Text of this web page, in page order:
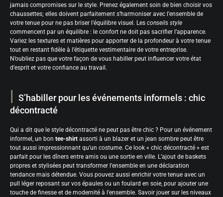
jamais compromises sur le style. Prenez également soin de bien choisir vos
chaussettes; elles doivent parfaitement s’harmoniser avec l’ensemble de
votre tenue pour ne pas briser l’équilibre visuel. Les conseils style
commencent par un équilibre : le confort ne doit pas sacrifier l’apparence.
Variez les textures et matières pour apporter de la profondeur à votre tenue
tout en restant fidèle à l’étiquette vestimentaire de votre entreprise.
N’oubliez pas que votre façon de vous habiller peut influencer votre état
d’esprit et votre confiance au travail.
S’habiller pour les événements informels : chic
décontracté
Qui a dit que le style décontracté ne peut pas être chic ? Pour un événement
informel, un bon tee-shirt assorti à un blazer et un jean sombre peut être
tout aussi impressionnant qu’un costume. Ce look « chic décontracté » est
parfait pour les dîners entre amis ou une sortie en ville. L’ajout de baskets
propres et stylisées peut transformer l’ensemble en une déclaration
tendance mais détendue. Vous pouvez aussi enrichir votre tenue avec un
pull léger reposant sur vos épaules ou un foulard en soie, pour ajouter une
touche de finesse et de modernité à l’ensemble. Savoir jouer sur les niveaux